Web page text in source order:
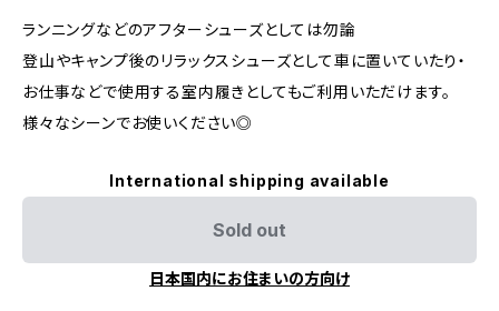
ランニングなどのアフターシューズとしては勿論
登山やキャンプ後のリラックスシューズとして車に置いていたり・
お仕事などで使用する室内履きとしてもご利用いただけます。
様々なシーンでお使いください◎
International shipping available
Sold out
日本国内にお住まいの方向け